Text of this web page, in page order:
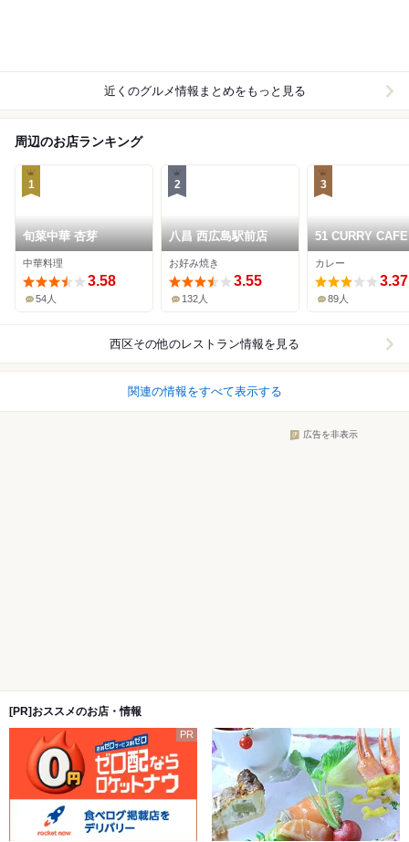
近くのグルメ情報まとめをもっと見る
周辺のお店ランキング
1
旬菜中華 杏芽
中華料理
3.58
54人
2
八昌 西広島駅前店
お好み焼き
3.55
132人
3
51 CURRY CAFE
カレー
3.37
89人
西区その他のレストラン情報を見る
関連の情報をすべて表示する
広告を非表示
[PR]おススメのお店・情報
PR